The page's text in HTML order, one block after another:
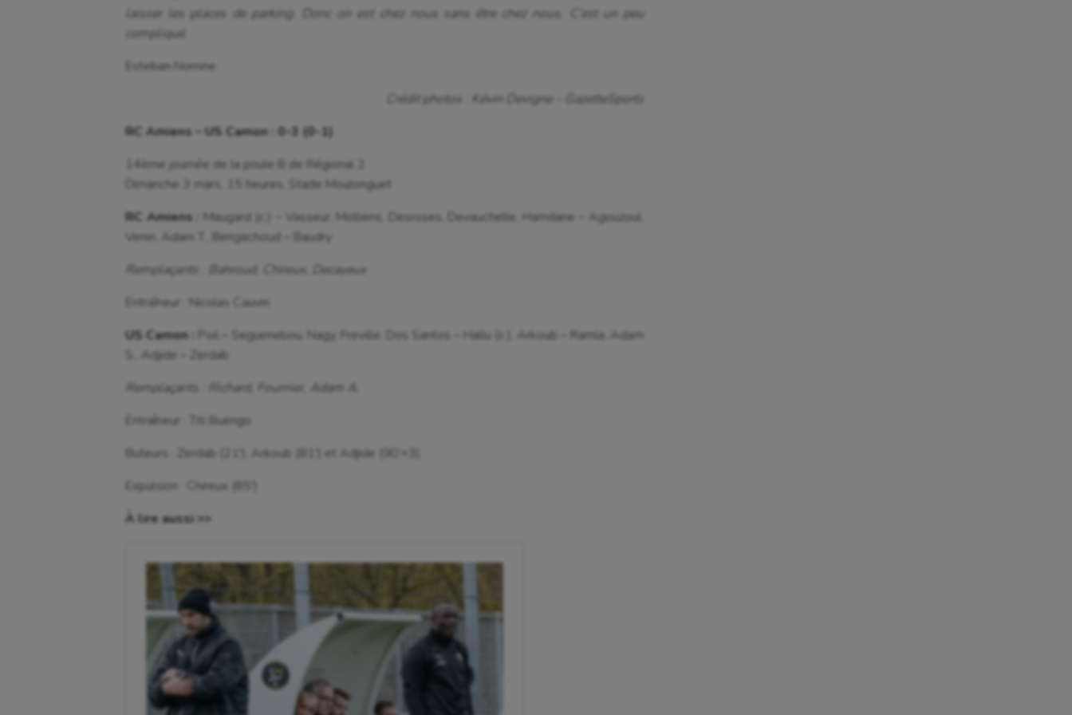
laisser les places de parking. Donc on est chez nous sans être chez nous. C’est un peu
compliqué.
Esteban Nomine
Crédit photos : Kévin Devigne – GazetteSports
RC Amiens – US Camon : 0-3 (0-1)
14ème journée de la poule B de Régional 2
Dimanche 3 mars, 15 heures, Stade Moulonguet
RC Amiens :
Maugard (c.) – Vasseur, Molliens, Desroses, Devauchelle, Hamdane – Agouzoul,
Venin, Adam T., Bengachoud – Baudry
Remplaçants : Bahroud, Chireux, Decayeux
Entraîneur : Nicolas Cauvin
US Camon :
Poil – Seguenebou, Nagy, Freville, Dos Santos – Hallu (c.), Arkoub – Ramla, Adam
S., Adjide – Zerdab
Remplaçants : Richard, Fournier, Adam A.
Entraîneur : Titi Buengo
Buteurs : Zerdab (21′), Arkoub (81′) et Adjide (90’+3)
Expulsion : Chireux (85′)
À lire aussi >>